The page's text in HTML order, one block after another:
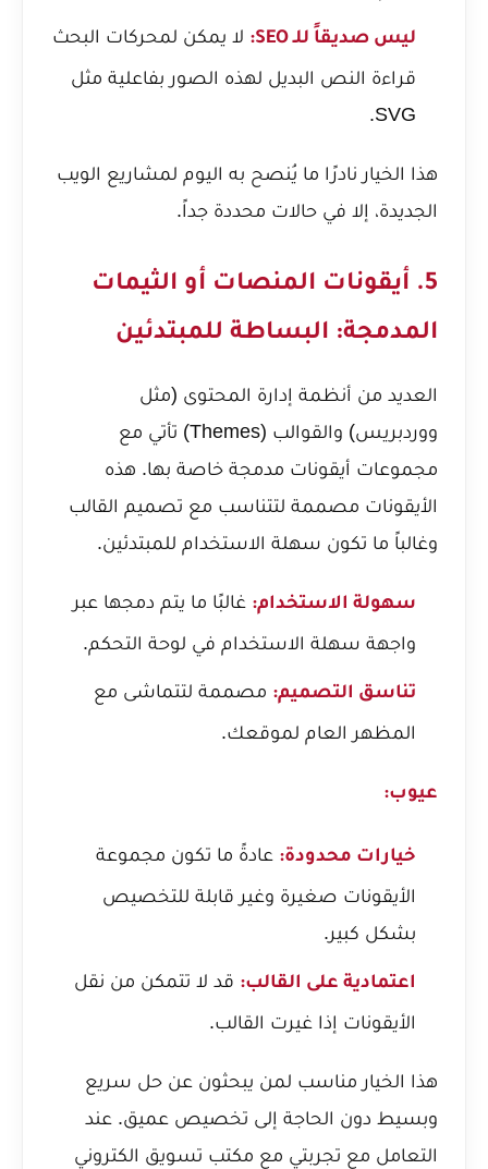
ليس صديقاً للـ SEO:
لا يمكن لمحركات البحث
قراءة النص البديل لهذه الصور بفاعلية مثل
SVG.
هذا الخيار نادرًا ما يُنصح به اليوم لمشاريع الويب
الجديدة، إلا في حالات محددة جداً.
5. أيقونات المنصات أو الثيمات
المدمجة: البساطة للمبتدئين
العديد من أنظمة إدارة المحتوى (مثل
ووردبريس
) والقوالب (Themes) تأتي مع
مجموعات أيقونات مدمجة خاصة بها. هذه
الأيقونات مصممة لتتناسب مع تصميم القالب
وغالباً ما تكون سهلة الاستخدام للمبتدئين.
سهولة الاستخدام: غالبًا ما يتم دمجها عبر
واجهة سهلة الاستخدام في لوحة التحكم.
تناسق التصميم: مصممة لتتماشى مع
المظهر العام لموقعك.
عيوب:
خيارات محدودة: عادةً ما تكون مجموعة
الأيقونات صغيرة وغير قابلة للتخصيص
بشكل كبير.
اعتمادية على القالب: قد لا تتمكن من نقل
الأيقونات إذا غيرت القالب.
هذا الخيار مناسب لمن يبحثون عن حل سريع
وبسيط دون الحاجة إلى تخصيص عميق. عند
التعامل مع تجربتي مع مكتب تسويق الكتروني